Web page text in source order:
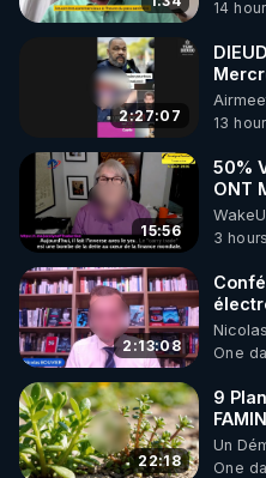
code : REGENERE10
▶ 30 jours gratuit sur
de bien-être ENVOL :
Rendez-vous sur
le code : REGENERE
14
2:27:07
13
15:56
50%
ONT
3
2:13:08
One
22:18
9
Un
One